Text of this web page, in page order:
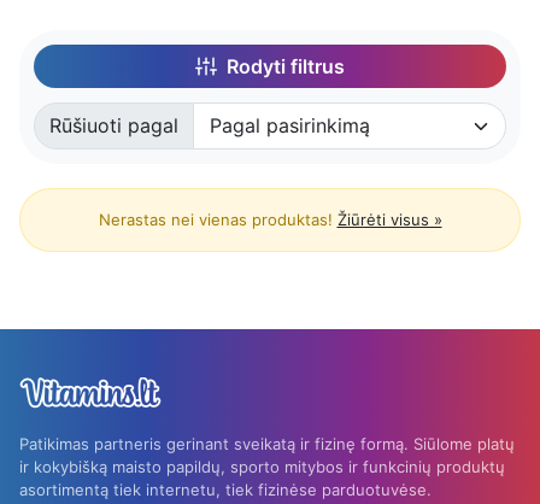
Rodyti filtrus
Rūšiuoti pagal
Nerastas nei vienas produktas! Žiūrėti visus »
Patikimas partneris gerinant sveikatą ir fizinę formą. Siūlome platų
ir kokybišką maisto papildų, sporto mitybos ir funkcinių produktų
asortimentą tiek internetu, tiek fizinėse parduotuvėse.